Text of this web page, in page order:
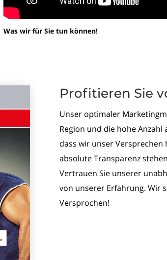
Was wir für Sie tun können!
Profitieren Sie
Unser optimaler
Region und die hohe
dass wir unser
absolute Transparenz
Vertrauen Sie unserer
von unserer Erfahrung. Wir
Versprochen!